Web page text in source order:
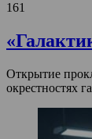
161
Открытие
окрестностях